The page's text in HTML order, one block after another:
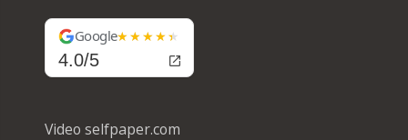
Google
4.0/5
Video selfpaper.com